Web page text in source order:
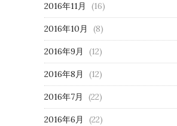
2016年11月 (16)
2016年10月 (8)
2016年9月 (12)
2016年8月 (12)
2016年7月 (22)
2016年6月 (22)